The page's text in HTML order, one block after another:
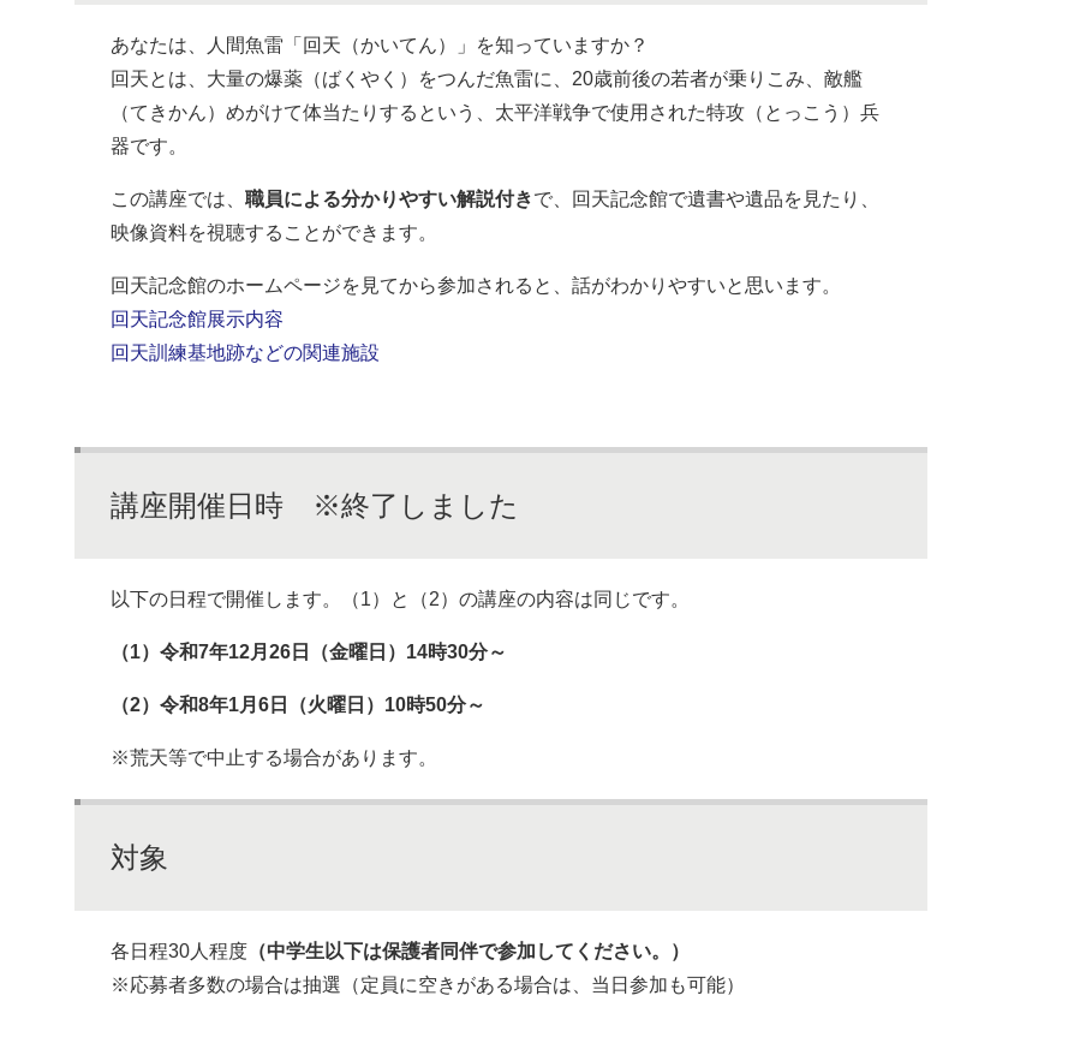
あなたは、人間魚雷「回天（かいてん）」を知っていますか？
回天とは、大量の爆薬（ばくやく）をつんだ魚雷に、20歳前後の若者が乗りこみ、敵艦
（てきかん）めがけて体当たりするという、太平洋戦争で使用された特攻（とっこう）兵
器です。
この講座では、 職員による分かりやすい解説付きで、回天記念館で遺書や遺品を見たり、
映像資料を視聴することができます。
回天記念館のホームページを見てから参加されると、話がわかりやすいと思います。
回天記念館展示内容
回天訓練基地跡などの関連施設
講座開催日時 ※終了しました
以下の日程で開催します。（1）と（2）の講座の内容は同じです。
（1）令和7年12月26日（金曜日）14時30分～
（2）令和8年1月6日（火曜日）10時50分～
※荒天等で中止する場合があります。
対象
各日程30人程度 （中学生以下は保護者同伴で参加してください。）
※応募者多数の場合は抽選（定員に空きがある場合は、当日参加も可能）